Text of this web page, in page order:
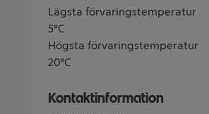
Lägsta förvaringstemperatur
5°C
Högsta förvaringstemperatur
20°C
Kontaktinformation